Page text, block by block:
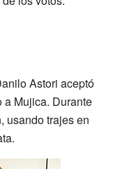
Astori aceptó
a Mujica. Durante
usando trajes en